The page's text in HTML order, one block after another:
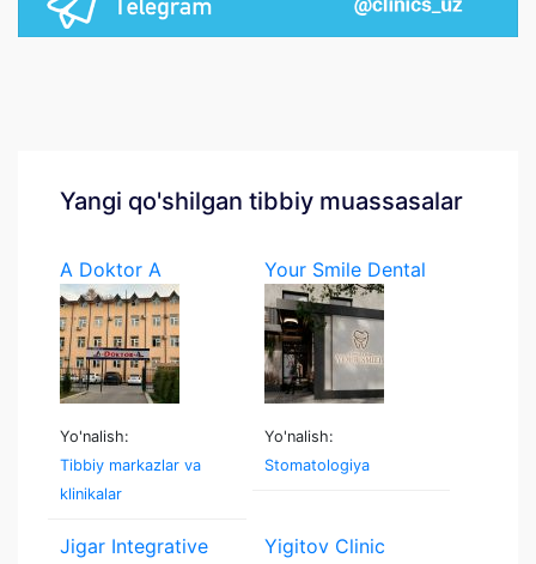
Yangi qo'shilgan tibbiy muassasalar
A Doktor A
Yo'nalish:
Tibbiy markazlar va
klinikalar
Your Smile Dental
Yo'nalish:
Stomatologiya
Jigar Integrative Yigitov Clinic